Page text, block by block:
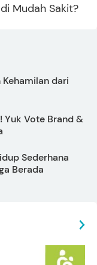
Mudah Sakit?
dari
Yuk Vote Brand &
Sederhana
Berada